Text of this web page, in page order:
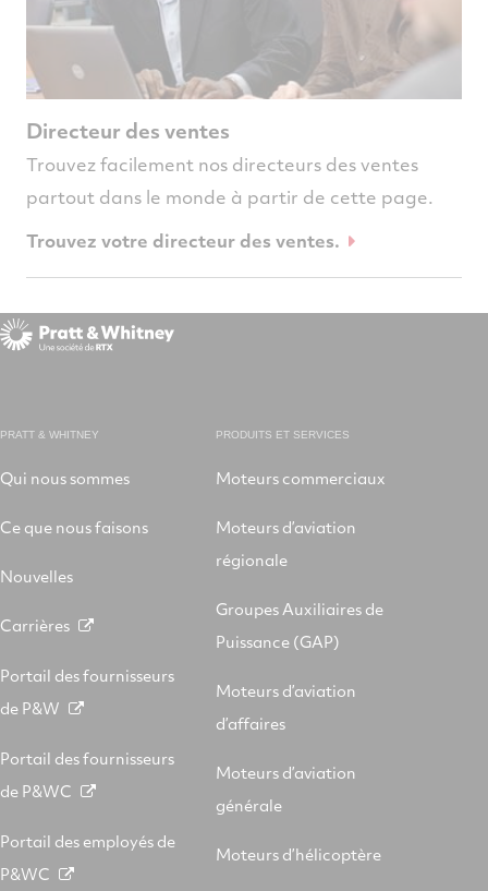
Directeur des ventes
Trouvez facilement nos directeurs des ventes
partout dans le monde à partir de cette page.
Trouvez votre directeur des ventes.
PRATT & WHITNEY
Qui nous sommes
Ce que nous faisons
Nouvelles
Carrières
Portail des fournisseurs
de P&W
Portail des fournisseurs
de P&WC
Portail des employés de
P&WC
PRODUITS ET SERVICES
Moteurs commerciaux
Moteurs d’aviation
régionale
Groupes Auxiliaires de
Puissance (GAP)
Moteurs d’aviation
d’affaires
Moteurs d’aviation
générale
Moteurs d’hélicoptère